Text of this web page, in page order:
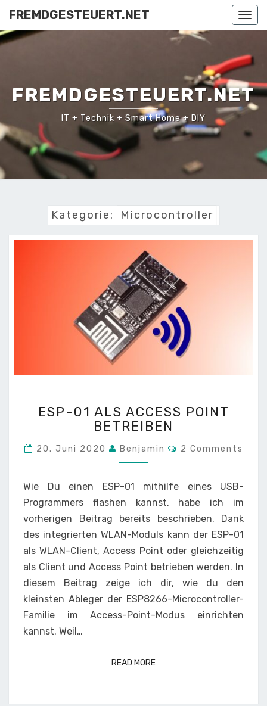
content
FREMDGESTEUERT.NET
FREMDGESTEUERT.NET
IT + Technik + Smart Home + DIY
Kategorie: Microcontroller
01
ALS
POINT
BETREIBEN
ESP-01 ALS ACCESS POINT
BETREIBEN
20. Juni 2020 Benjamin Comments
2 Comments
Wie Du einen ESP-01 mithilfe eines USB-
Programmers flashen kannst, habe ich im
vorherigen Beitrag bereits beschrieben. Dank
des integrierten WLAN-Moduls kann der ESP-01
als WLAN-Client, Access Point oder gleichzeitig
als Client und Access Point betrieben werden. In
diesem Beitrag zeige ich dir, wie du den
kleinsten Ableger der ESP8266-Microcontroller-
Familie im Access-Point-Modus einrichten
kannst. Weil…
READ MOREREAD MORE